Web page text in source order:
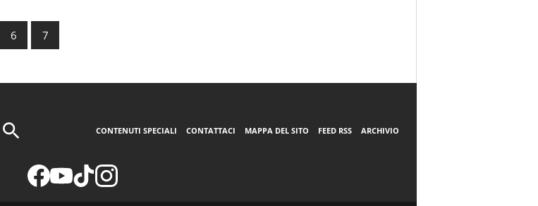
6 7
CONTENUTI SPECIALI CONTATTACI MAPPA DEL SITO FEED RSS ARCHIVIO